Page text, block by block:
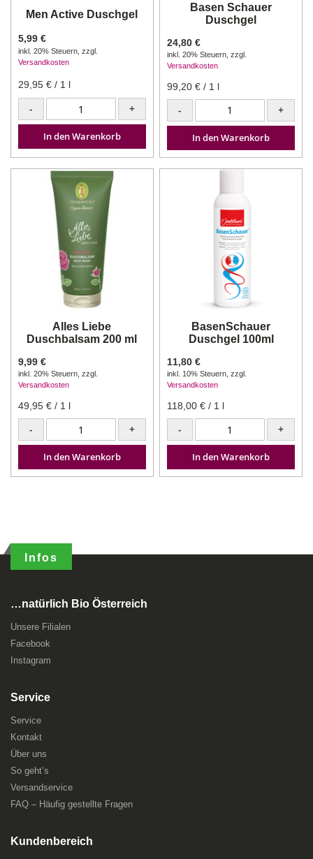
Men Active Duschgel
5,99 €
inkl. 20% Steuern zzgl.
Versandkosten
29,95 € / 1 l
- +
In den Warenkorb
Basen Schauer
Duschgel
24,80 €
inkl. 20% Steuern ,zzgl.
Versandkosten
99,20 € / 1 l
- +
In den Warenkorb
Alles Liebe
Duschbalsam 200 ml
9,99 €
inkl. 20% Steuern zzgl.
Versandkosten
49,95 € / 1 l
- +
In den Warenkorb
BasenSchauer
Duschgel 100ml
11,80 €
inkl. 10% Steuern ,zzgl.
Versandkosten
118,00 € / 1 l
- +
In den Warenkorb
Infos
…natürlich Bio Österreich
Unsere Filialen
Facebook
Instagram
Service
Service
Kontakt
Über uns
So geht’s
Versandservice
FAQ – Häufig gestellte Fragen
Kundenbereich